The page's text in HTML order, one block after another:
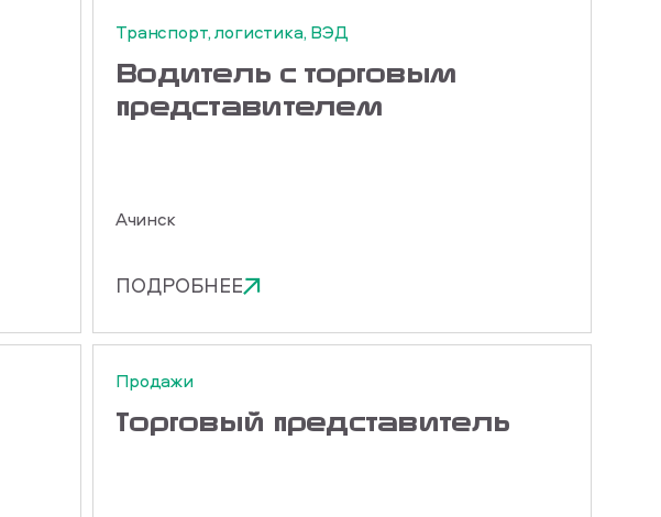
Транспорт, логистика, ВЭД
Водитель с торговым
представителем
Ачинск
ПОДРОБНЕЕ
Продажи
Торговый представитель